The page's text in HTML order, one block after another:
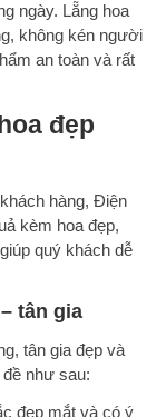
ngày. Lẵng hoa
không kén người
an toàn và rất
đẹp
hàng, Điện
kèm hoa đẹp,
quý khách dễ
tân gia
tân gia đẹp và
như sau:
đẹp mắt và có ý